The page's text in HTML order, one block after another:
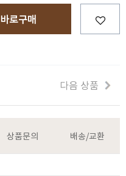
바로구매
다음 상품
상품문의 배송/교환